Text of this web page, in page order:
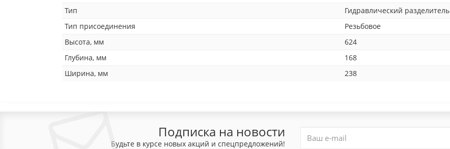
Тип
Гидравлический разделитель
Тип присоединения
Резьбовое
Высота, мм
624
Глубина, мм
168
Ширина, мм
238
Подписка на новости
Будьте в курсе новых акций и спецпредложений!